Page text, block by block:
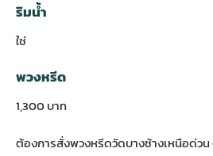
ริมน้ำ
ใช่
พวงหรีด
1,300 บาท
ต้องการสั่งพวงหรีดวัดบางช้างเหนือด่ว